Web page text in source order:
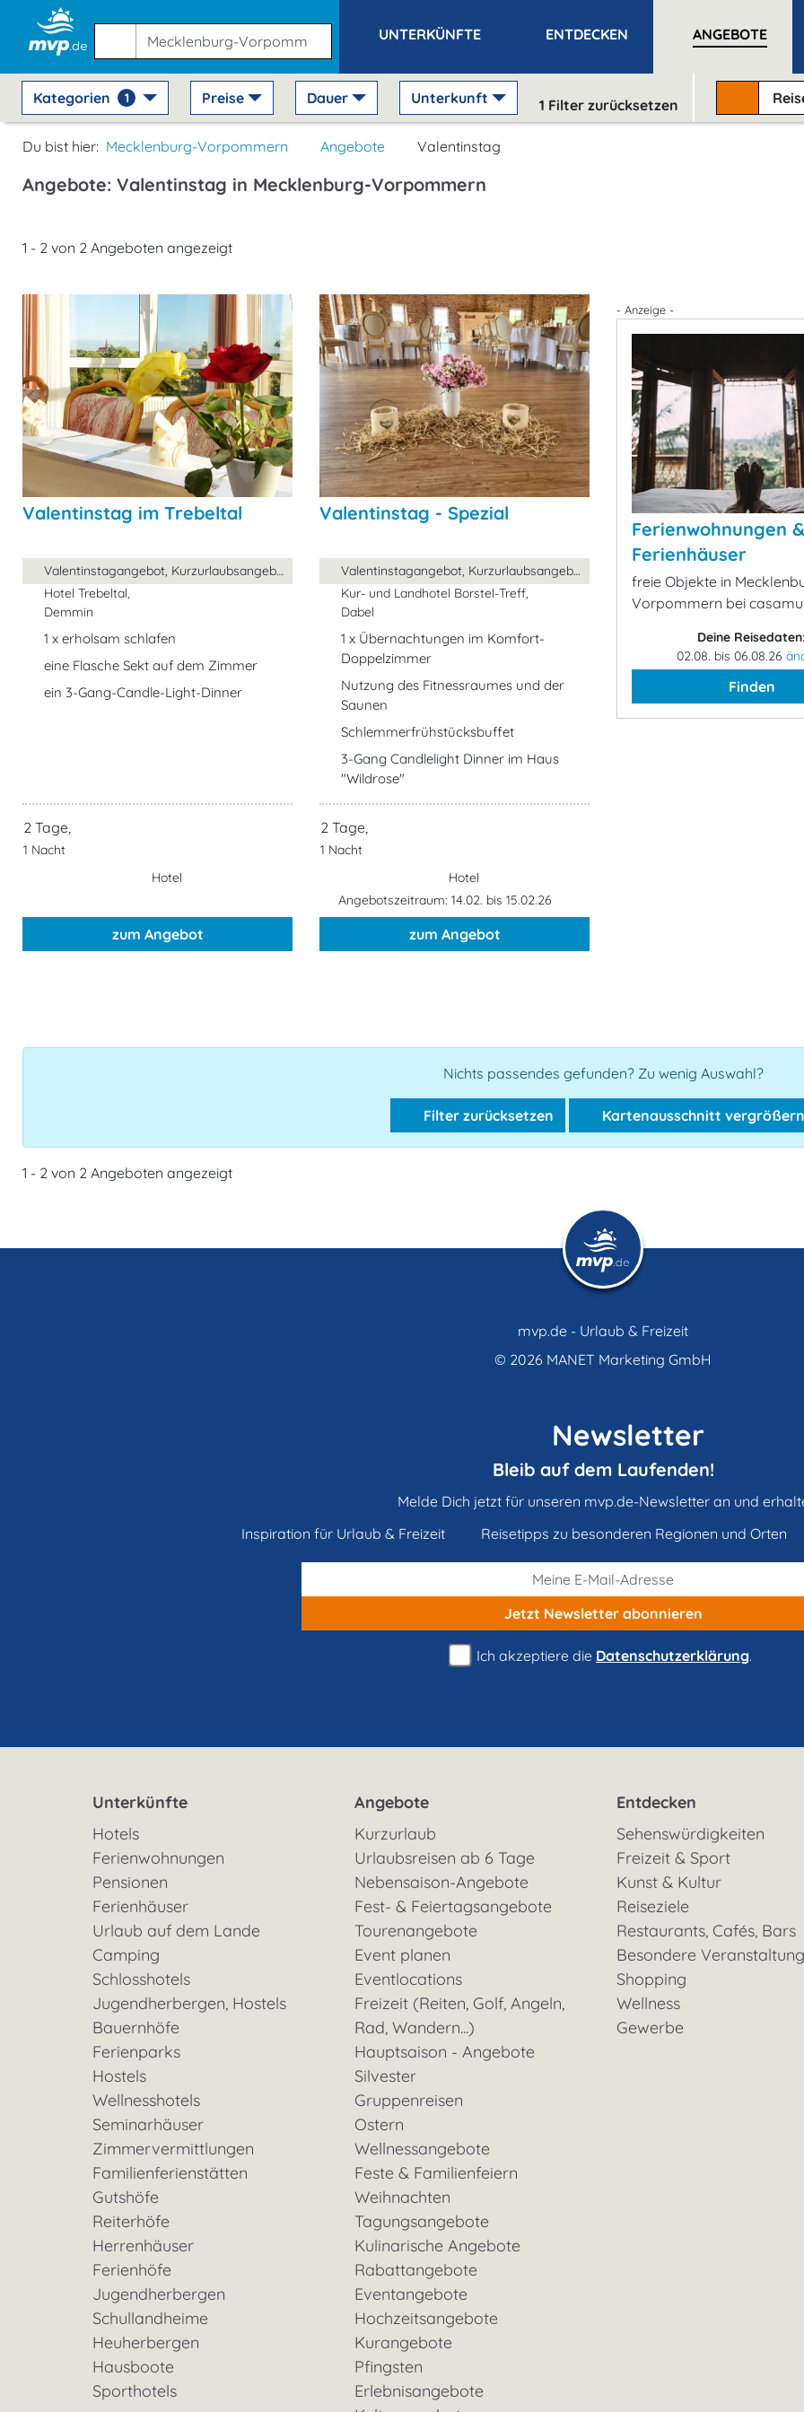
UNTERKÜNFTE ENTDECKEN ANGEBOTE
Kategorien 1 Preise Dauer Unterkunft 1 Filter zurücksetzen
Du bist hier: Mecklenburg-Vorpommern Angebote Valentinstag
Angebote: Valentinstag in Mecklenburg-Vorpommern
1 - 2 von 2 Angeboten angezeigt
Valentinstag im Trebeltal
Valentinstagangebot, Kurzurlaubsangebot, ...
Hotel Trebeltal,
Demmin
1 x erholsam schlafen
eine Flasche Sekt auf dem Zimmer
ein 3-Gang-Candle-Light-Dinner
2 Tage,
1 Nacht
Hotel
zum Angebot
Valentinstag - Spezial
Valentinstagangebot, Kurzurlaubsangebot, ...
Kur- und Landhotel Borstel-Treff,
Dabel
1 x Übernachtungen im Komfort-
Doppelzimmer
Nutzung des Fitnessraumes und der
Saunen
Schlemmerfrühstücksbuffet
3-Gang Candlelight Dinner im Haus
"Wildrose"
2 Tage,
1 Nacht
Hotel
Angebotszeitraum: 14.02. bis 15.02.26
zum Angebot
- Anzeige -
Ferienwohnungen &
Ferienhäuser
freie Objekte in
Vorpommern bei
Deine
02.08. bis 06.08.26
Finden
Nichts passendes gefunden? Zu wenig Auswahl?
Filter zurücksetzen Kartenausschnitt vergrößern
1 - 2 von 2 Angeboten angezeigt
mvp.de - Urlaub & Freizeit
© 2026 MANET Marketing GmbH
Newsletter
Bleib auf dem Laufenden!
Melde Dich jetzt für unseren mvp.de-Newsletter an und
Inspiration für Urlaub & Freizeit
Reisetipps zu besonderen Regionen und Orten
Jetzt Newsletterabonnieren
Ich akzeptiere die Datenschutzerklärung.
Unterkünfte
Hotels
Ferienwohnungen
Pensionen
Ferienhäuser
Urlaub auf dem Lande
Camping
Schlosshotels
Jugendherbergen, Hostels
Bauernhöfe
Ferienparks
Hostels
Wellnesshotels
Seminarhäuser
Zimmervermittlungen
Familienferienstätten
Gutshöfe
Reiterhöfe
Herrenhäuser
Ferienhöfe
Jugendherbergen
Schullandheime
Heuherbergen
Hausboote
Sporthotels
Angebote
Kurzurlaub
Urlaubsreisen ab 6 Tage
Nebensaison-Angebote
Fest- & Feiertagsangebote
Tourenangebote
Event planen
Eventlocations
Freizeit (Reiten, Golf, Angeln,
Rad, Wandern...)
Hauptsaison - Angebote
Silvester
Gruppenreisen
Ostern
Wellnessangebote
Feste & Familienfeiern
Weihnachten
Tagungsangebote
Kulinarische Angebote
Rabattangebote
Eventangebote
Hochzeitsangebote
Kurangebote
Pfingsten
Erlebnisangebote
Entdecken
Sehenswürdigkeiten
Freizeit & Sport
Kunst & Kultur
Reiseziele
Restaurants, Cafés, Bars
Besondere
Shopping
Wellness
Gewerbe